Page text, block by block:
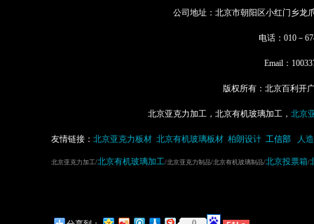
公司地址：北京市朝阳区小红门乡龙
电话：010－
Email：
版权所有：北京百利开
北京亚克力加工，北京有机玻璃加工， 北京
友情链接： 北京亚克力板材 北京有机玻璃板材 柏朗设计 工信部 人
北京亚克力加工/北京有机玻璃加工/北京亚克力制品/北京有机玻璃制品/北京投票箱/